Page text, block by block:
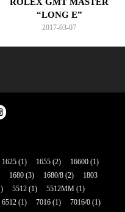
“LONG E”
2017-03-07
1625 (1) 1655 (2) 16600 (1)
1680 (3) 1680/8 (2)
1803
5512 (1) 5512MM (1)
6512 (1) 7016 (1) 7016/0 (1)